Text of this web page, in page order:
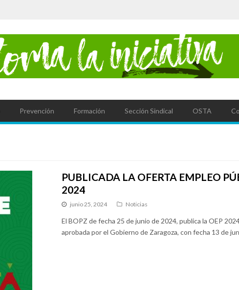
Prevención Formación Sección Sindical OSTA
PUBLICADA LA OFERTA EMPLEO
2024
junio 25, 2024 Noticias
El BOPZ de fecha 25 de junio de 2024, publica la OEP
aprobada por el Gobierno de Zaragoza, con fecha 13 de